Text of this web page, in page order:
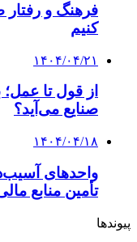
فرهنگ و رفتار
کنیم
۱۴۰۴/۰۴/۲۱
از قول تا
صنایع می‌آید؟
۱۴۰۴/۰۴/۱۸
واحدهای
تأمین منابع
پیوندها